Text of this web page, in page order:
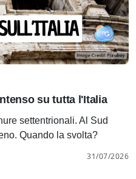
su tutta l'Italia
settentrionali. Al Sud
Quando la svolta?
31/07/2026